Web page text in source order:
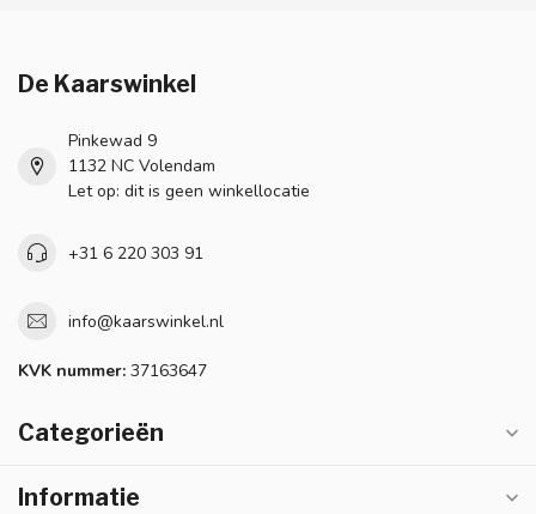
De Kaarswinkel
Pinkewad 9
1132 NC Volendam
Let op: dit is geen winkellocatie
+31 6 220 303 91
info@kaarswinkel.nl
KVK nummer: 37163647
Categorieën
Informatie